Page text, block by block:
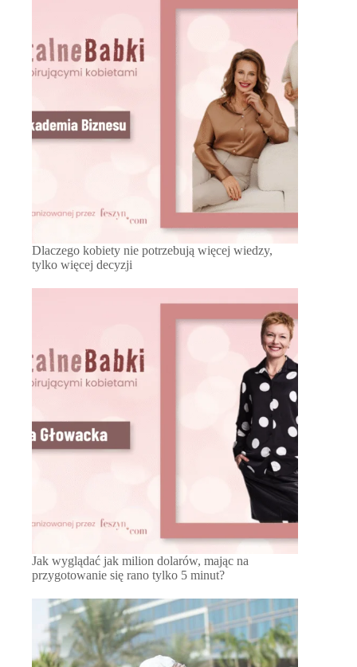
Dlaczego kobiety nie potrzebują więcej wiedzy,
tylko więcej decyzji
Jak wyglądać jak milion dolarów, mając na
przygotowanie się rano tylko 5 minut?